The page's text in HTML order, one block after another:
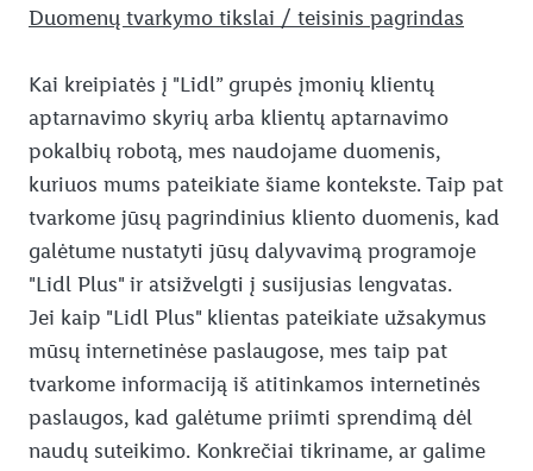
Duomenų tvarkymo tikslai / teisinis pagrindas
Kai kreipiatės į "Lidl” grupės įmonių klientų
aptarnavimo skyrių arba klientų aptarnavimo
pokalbių robotą, mes naudojame duomenis,
kuriuos mums pateikiate šiame kontekste. Taip pat
tvarkome jūsų pagrindinius kliento duomenis, kad
galėtume nustatyti jūsų dalyvavimą programoje
"Lidl Plus" ir atsižvelgti į susijusias lengvatas.
Jei kaip "Lidl Plus" klientas pateikiate užsakymus
mūsų internetinėse paslaugose, mes taip pat
tvarkome informaciją iš atitinkamos internetinės
paslaugos, kad galėtume priimti sprendimą dėl
naudų suteikimo. Konkrečiai tikriname, ar galime